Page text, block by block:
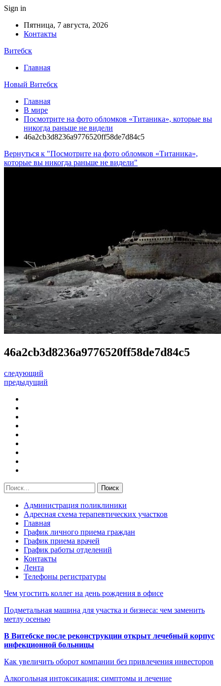
Sign in
Пятница, 7 августа, 2026
Контакты
Витебск
Главная
Новый Витебск
Главная
В мире
Посмотрите на фото обломков «Титаника», которые вы
никогда раньше не видели
46a2cb3d8236a9776520ff58de7d84c5
Вернуться к "Посмотрите на фото обломков «Титаника»,
которые вы никогда раньше не видели"
46a2cb3d8236a9776520ff58de7d84c5
следующий
предыдущий
Администрация поликлиники
Адресная схема терапевтических участков
Главная
График личного приема граждан
График приема врачей
График работы отделений
Контакты
Лента
Телефоны регистратуры
Чем угостить коллег на день рождения в офисе
Подметальная машина для участка и бизнеса: чем заменить
метлу осенью
В Витебске после реконструкции открыт лечебный корпус
инфекционной больницы
Как увеличить оборот компании без привлечения инвесторов
Алкогольная интоксикация: симптомы и лечение